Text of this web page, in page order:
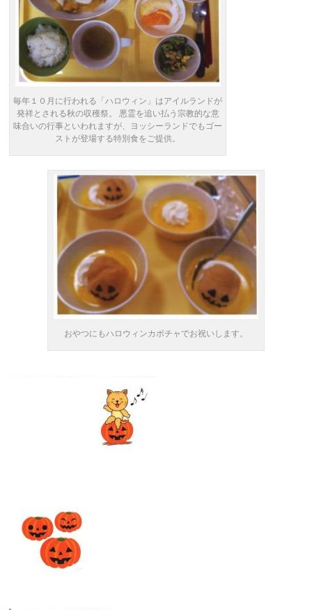
毎年１０月に行われる「ハロウィン」はアイルランドが
発祥とされる秋の収穫祭。 悪霊を追い払う宗教的な意
味合いの行事といわれますが、ヨッシーランドでもゴー
ストが登場する特別食をご提供。
おやつにもハロウィンカボチャでお祝いします。